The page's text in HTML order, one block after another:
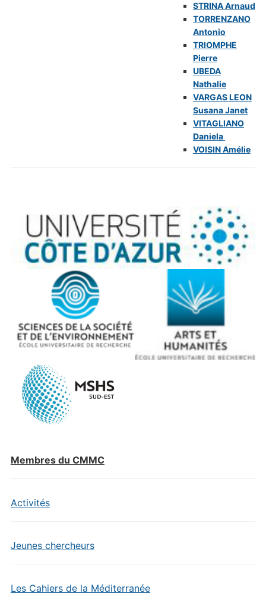
Membres du CMMC
Activités
Jeunes chercheurs
Les Cahiers de la Méditerranée
STRINA Arnaud
TORRENZANO
Antonio
TRIOMPHE
Pierre
UBEDA
Nathalie
VARGAS LEON
Susana Janet
VITAGLIANO
Daniela
VOISIN Amélie